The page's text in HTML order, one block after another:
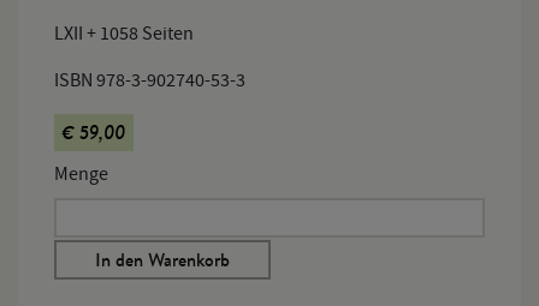
LXII + 1058 Seiten
ISBN 978-3-902740-53-3
€ 59,00
Menge
In den Warenkorb